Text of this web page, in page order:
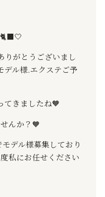
🐈‍⬛🤍
りがとうございまし
デル様.エクステご予
てきましたね🧡
んか？ 🧡
モデル様募集しており
私にお任せください